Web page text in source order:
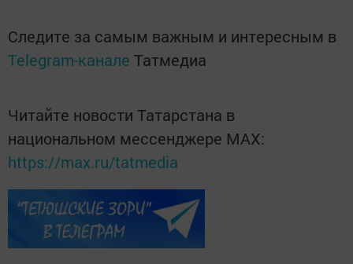
Следите за самым важным и интересным в
Telegram-канале Татмедиа
Читайте новости Татарстана в
национальном мессенджере MАХ:
https://max.ru/tatmedia